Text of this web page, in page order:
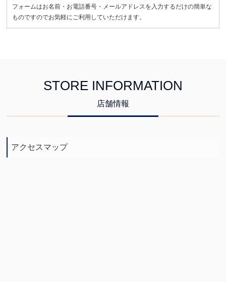
フォームはお名前・お電話番号・メールアドレスを入力するだけの簡単な
ものですのでお気軽にご利用していただけます。
STORE INFORMATION
店舗情報
アクセスマップ